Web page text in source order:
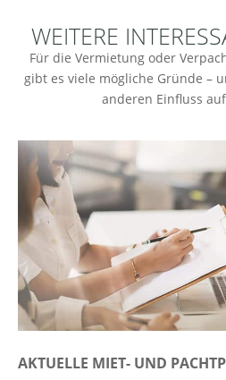
WEITERE
Für die Vermietung oder
gibt es viele mögliche Gründe –
anderen Einfluss
AKTUELLE MIET- UND